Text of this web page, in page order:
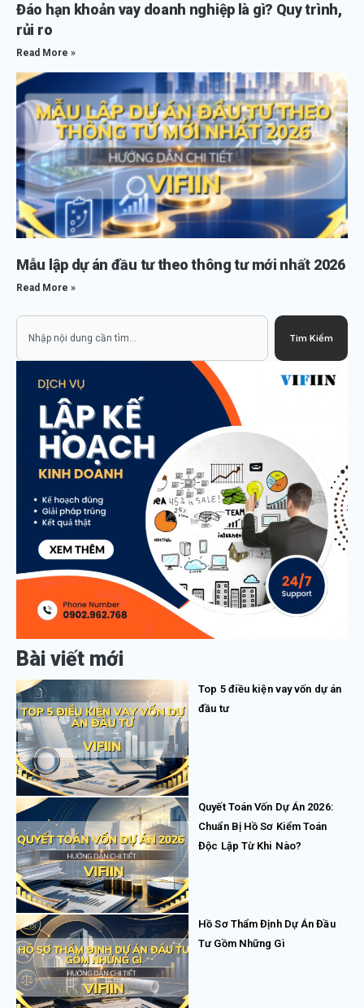
Đáo hạn khoản vay doanh nghiệp là gì? Quy trình,
rủi ro
Read More »
Mẫu lập dự án đầu tư theo thông tư mới nhất 2026
Read More »
Tìm Kiếm
Bài viết mới
Top 5 điều kiện vay vốn dự án
đầu tư
Quyết Toán Vốn Dự Án 2026:
Chuẩn Bị Hồ Sơ Kiểm Toán
Độc Lập Từ Khi Nào?
Hồ Sơ Thẩm Định Dự Án Đầu
Tư Gồm Những Gì